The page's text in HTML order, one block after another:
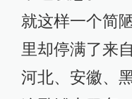
就这样一个简
里却停满了来
河北、安徽、